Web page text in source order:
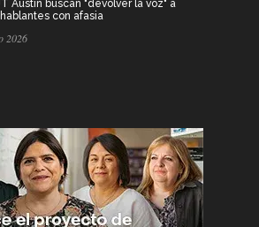
Austin buscan "devolver la voz" a
con afasia
2026